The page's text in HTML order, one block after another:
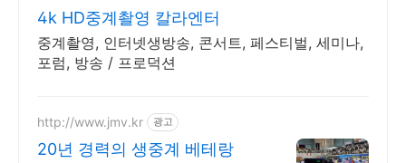
4k HD중계촬영 칼라엔터
중계촬영, 인터넷생방송, 콘서트, 페스티벌, 세미나,
포럼, 방송 / 프로덕션
http://www.jmv.kr 광고
20년 경력의 생중계 베테랑